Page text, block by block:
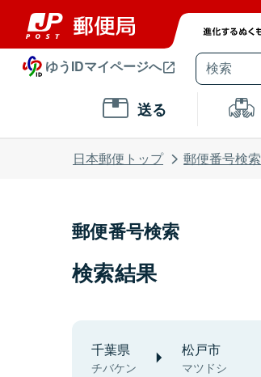
ゆうIDマイページへ
送る
日本郵便トップ 郵便番号検索
郵便番号検索
検索結果
千葉県
チバケン
松戸市
マツドシ